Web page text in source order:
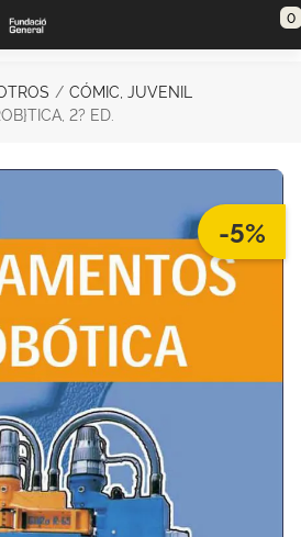
0
CÓMIC, JUVENIL
2? ED.
-5%